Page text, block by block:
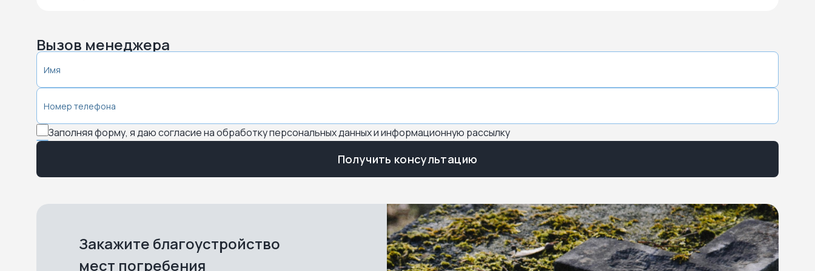
Вызов менеджера
Заполняя форму, я даю согласие на обработку персональных данных и информационную рассылку
Получить консультацию
Закажите благоустройство
мест погребения